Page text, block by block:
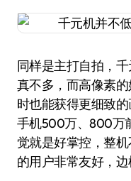
同样是主打自拍，
真不多，而高像素
时也能获得更细致
手机500万、800万
觉就是好掌控，整
的用户非常友好，边